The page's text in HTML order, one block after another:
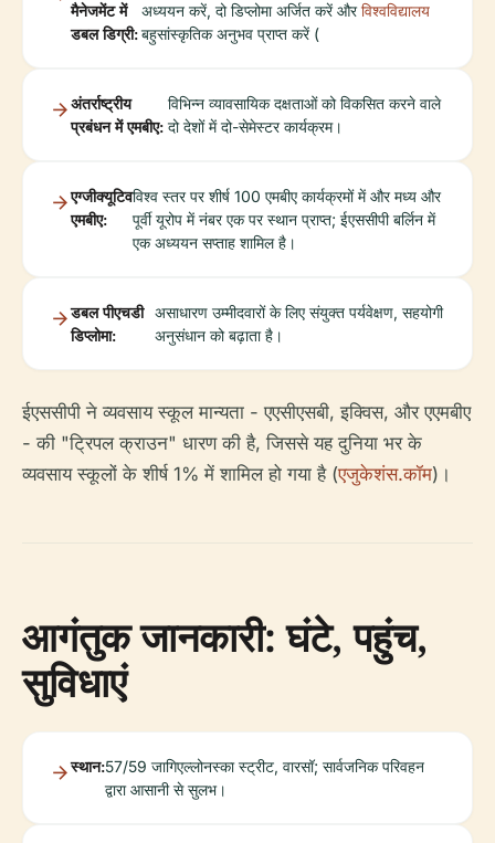
मैनेजमेंट में
डबल डिग्री:
अध्ययन करें, दो डिप्लोमा अर्जित करें और
बहुसांस्कृतिक अनुभव प्राप्त करें (
विश्वविद्यालय
अंतर्राष्ट्रीय
प्रबंधन में एमबीए:
विभिन्न व्यावसायिक दक्षताओं को विकसित करने वाले
दो देशों में दो-सेमेस्टर कार्यक्रम।
एग्जीक्यूटिव
एमबीए:
विश्व स्तर पर शीर्ष 100 एमबीए कार्यक्रमों में और मध्य और
पूर्वी यूरोप में नंबर एक पर स्थान प्राप्त; ईएससीपी बर्लिन में
एक अध्ययन सप्ताह शामिल है।
डबल पीएचडी
डिप्लोमा:
असाधारण उम्मीदवारों के लिए संयुक्त पर्यवेक्षण, सहयोगी
अनुसंधान को बढ़ाता है।
ईएससीपी ने व्यवसाय स्कूल मान्यता - एएसीएसबी, इक्विस, और एएमबीए
- की "ट्रिपल क्राउन" धारण की है, जिससे यह दुनिया भर के
व्यवसाय स्कूलों के शीर्ष 1% में शामिल हो गया है (एजुकेशंस.कॉम)।
आगंतुक जानकारी: घंटे, पहुंच,
सुविधाएं
स्थान:57/59 जागिएल्लोनस्का स्ट्रीट, वारसॉ; सार्वजनिक परिवहन
द्वारा आसानी से सुलभ।